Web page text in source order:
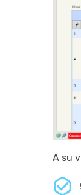
A su